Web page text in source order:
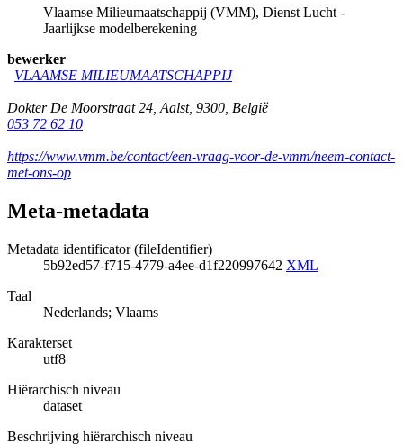
Vlaamse Milieumaatschappij (VMM), Dienst Lucht -
Jaarlijkse modelberekening
bewerker
VLAAMSE MILIEUMAATSCHAPPIJ
Dokter De Moorstraat 24 Aalst, 9300 België
053 72 62 10
https://www.vmm.be/contact/een-vraag-voor-de-vmm/neem-contact-
met-ons-op
Meta-metadata
Metadata identificator (fileIdentifier)
5b92ed57-f715-4779-a4ee-d1f220997642 XML
Taal
Nederlands; Vlaams
Karakterset
utf8
Hiërarchisch niveau
dataset
Beschrijving hiërarchisch niveau